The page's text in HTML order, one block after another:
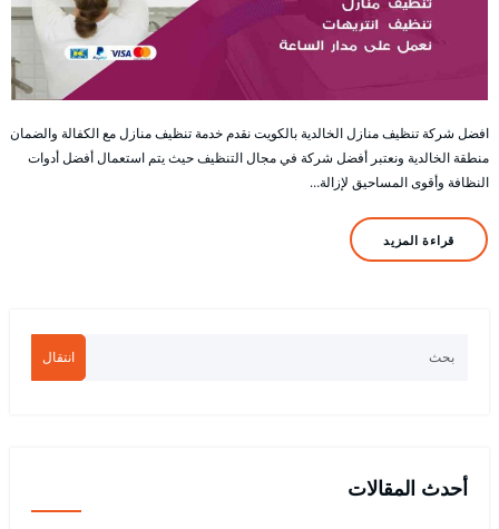
افضل شركة تنظيف منازل الخالدية بالكويت نقدم خدمة تنظيف منازل مع الكفالة والضمان
منطقة الخالدية ونعتبر أفضل شركة في مجال التنظيف حيث يتم استعمال أفضل أدوات
النظافة وأقوى المساحيق لإزالة…
قراءة المزيد
انتقال
أحدث المقالات